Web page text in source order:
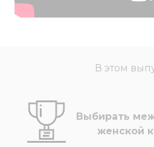
В этом
Выбирать
женской